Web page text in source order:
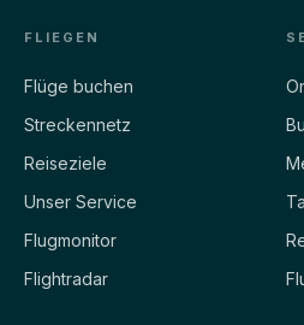
FLIEGEN
Flüge buchen
Streckennetz
Reiseziele
Unser Service
Flugmonitor
Flightradar